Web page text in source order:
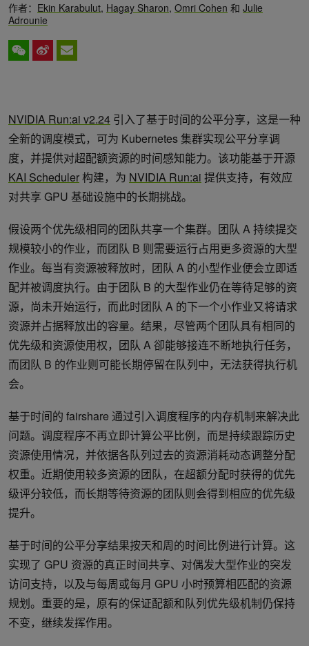
作者： Ekin Karabulut, Hagay Sharon, Omri Cohen 和 Julie
Adrounie
NVIDIA Run:ai v2.24 引入了基于时间的公平分享，这是一种
全新的调度模式，可为 Kubernetes 集群实现公平分享调
度，并提供对超配额资源的时间感知能力。该功能基于开源
KAI Scheduler构建，为 NVIDIA Run:ai 提供支持，有效应
对共享 GPU 基础设施中的长期挑战。
假设两个优先级相同的团队共享一个集群。团队 A 持续提交
规模较小的作业，而团队 B 则需要运行占用更多资源的大型
作业。每当有资源被释放时，团队 A 的小型作业便会立即适
配并被调度执行。由于团队 B 的大型作业仍在等待足够的资
源，尚未开始运行，而此时团队 A 的下一个小作业又将请求
资源并占据释放出的容量。结果，尽管两个团队具有相同的
优先级和资源使用权，团队 A 卻能够接连不断地执行任务，
而团队 B 的作业则可能长期停留在队列中，无法获得执行机
会。
基于时间的 fairshare 通过引入调度程序的内存机制来解决此
问题。调度程序不再立即计算公平比例，而是持续跟踪历史
资源使用情况，并依据各队列过去的资源消耗动态调整分配
权重。近期使用较多资源的团队，在超额分配时获得的优先
级评分较低，而长期等待资源的团队则会得到相应的优先级
提升。
基于时间的公平分享结果按天和周的时间比例进行计算。这
实现了 GPU 资源的真正时间共享、对偶发大型作业的突发
访问支持，以及与每周或每月 GPU 小时预算相匹配的资源
规划。重要的是，原有的保证配额和队列优先级机制仍保持
不变，继续发挥作用。